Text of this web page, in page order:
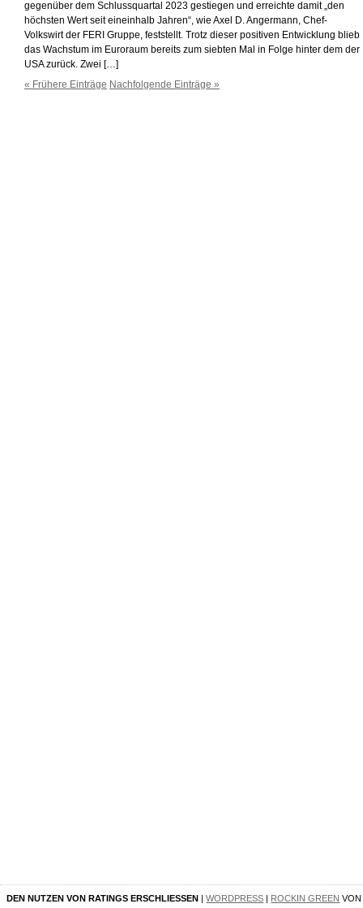
gegenüber dem Schlussquartal 2023 gestiegen und erreichte damit „den
höchsten Wert seit eineinhalb Jahren“, wie Axel D. Angermann, Chef-
Volkswirt der FERI Gruppe, feststellt. Trotz dieser positiven Entwicklung blieb
das Wachstum im Euroraum bereits zum siebten Mal in Folge hinter dem der
USA zurück. Zwei […]
« Frühere Einträge Nachfolgende Einträge »
DEN NUTZEN VON RATINGS ERSCHLIESSEN |WORDPRESS | ROCKIN GREEN